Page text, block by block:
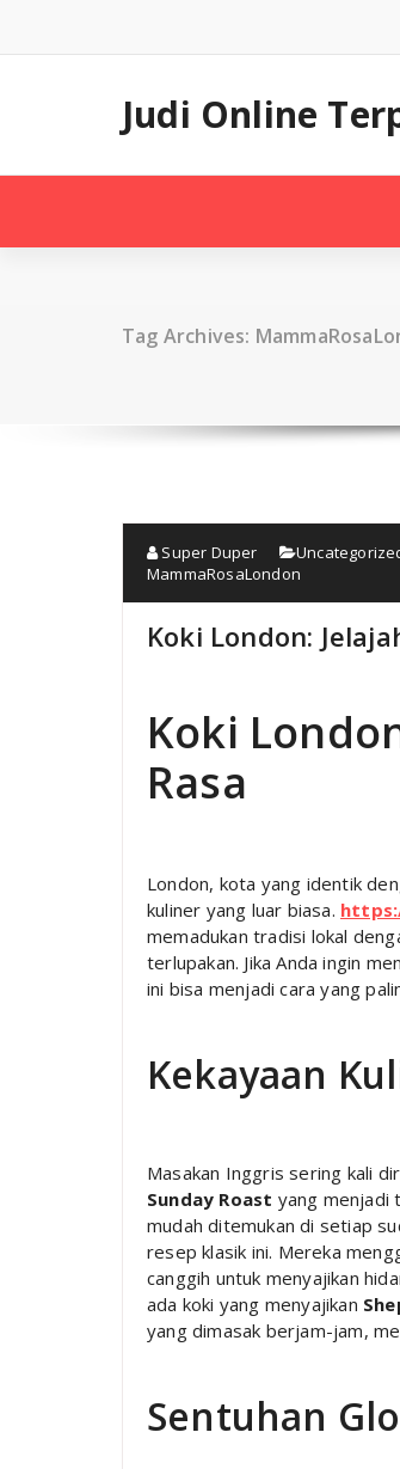
content
Judi Online
Tag Archives:
Super Duper
MammaRosaLondon
Koki London:
Koki
Rasa
London, kota yang identik
kuliner yang luar biasa.
memadukan tradisi lokal
terlupakan. Jika Anda ingin
ini bisa menjadi cara yang
Kekayaan
Masakan Inggris sering kali
Sunday Roast yang menjadi
mudah ditemukan di setiap
resep klasik ini. Mereka
canggih untuk menyajikan
ada koki yang menyajikan
yang dimasak berjam-jam,
Sentuhan